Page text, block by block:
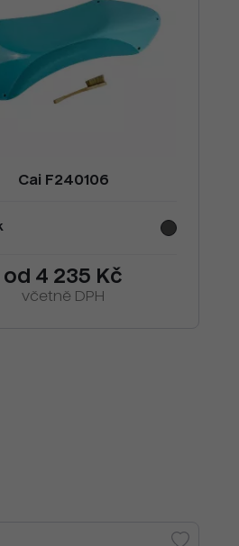
Cai F240106
od 4 235 Kč
včetně DPH